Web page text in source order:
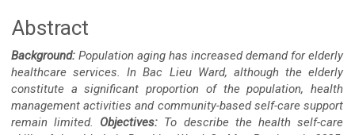
Main
Article
Content
Abstract
Background: Population aging has increased demand for elderly
healthcare services. In Bac Lieu Ward, although the elderly
constitute a significant proportion of the population, health
management activities and community-based self-care support
remain limited. Objectives: To describe the health self-care